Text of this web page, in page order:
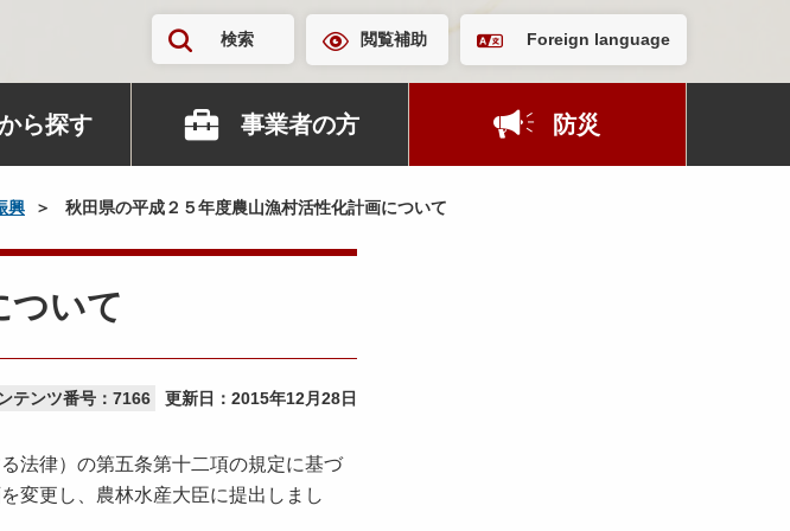
検索 閲覧補助 Foreign language
ら探す 事業者の方 防災
興 秋田県の平成２５年度農山漁村活性化計画について
ついて
テンツ番号：7166 更新日： 2015年12月28日
法律）の第五条第十二項の規定に基づ
変更し、農林水産大臣に提出しまし